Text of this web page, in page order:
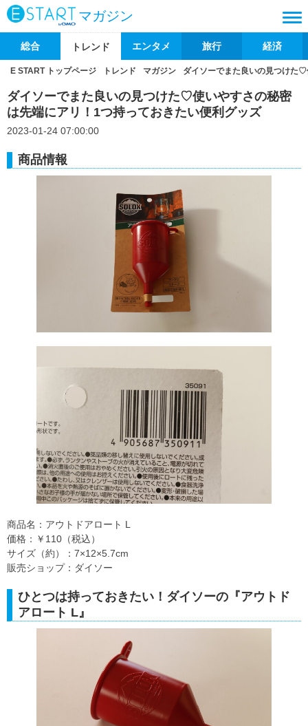
マガジン
総合 トレンド エンタメ 旅行 経済
E START トップページ トレンド マガジン ダイソーでまた良いの見つけた
ダイソーでまた良いの見つけた♡使いやすさの秘密
は先端にアリ！1つ持っておきたい便利グッズ
2023-01-24 07:00:00
商品情報
商品名：アウトドアロート L
価格：￥110（税込）
サイズ（約）：7×12×5.7cm
販売ショップ：ダイソー
ひとつは持っておきたい！ダイソーの『アウトド
アロート L』